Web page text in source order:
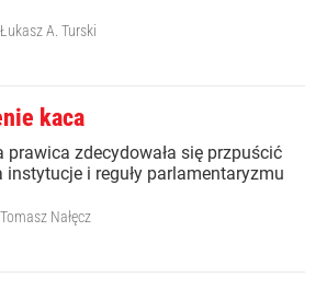
Łukasz A. Turski
kaca
prawica zdecydowała się przpuścić
instytucje i reguły parlamentaryzmu
Tomasz Nałęcz